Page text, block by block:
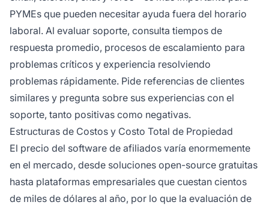
PYMEs que pueden necesitar ayuda fuera del horario
laboral. Al evaluar soporte, consulta tiempos de
respuesta promedio, procesos de escalamiento para
problemas críticos y experiencia resolviendo
problemas rápidamente. Pide referencias de clientes
similares y pregunta sobre sus experiencias con el
soporte, tanto positivas como negativas.
Estructuras de Costos y Costo Total de Propiedad
El precio del software de afiliados varía enormemente
en el mercado, desde soluciones open-source gratuitas
hasta plataformas empresariales que cuestan cientos
de miles de dólares al año, por lo que la evaluación de